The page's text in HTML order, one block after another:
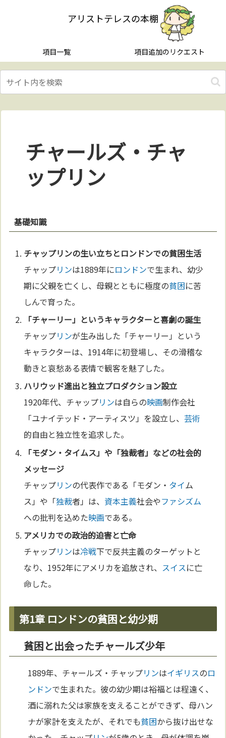
アリストテレスの本棚
項目一覧 項目追加のリクエスト
チャールズ・チャ
ップリン
基礎知識
チャップリンの生い立ちとロンドンでの貧困生活
チャップリンは1889年にロンドンで生まれ、幼少
期に父親を亡くし、母親とともに極度の貧困に苦
しんで育った。
「チャーリー」というキャラクターと喜劇の誕生
チャップリンが生み出した「チャーリー」という
キャラクターは、1914年に初登場し、その滑稽な
動きと哀愁ある表情で観客を魅了した。
ハリウッド進出と独立プロダクション設立
1920年代、チャップリンは自らの映画制作会社
「ユナイテッド・アーティスツ」を設立し、芸術
的自由と独立性を追求した。
「モダン・ タイムス」や「独裁者」などの社会的
メッセージ
チャップリンの代表作である「モダン・ タイム
ス」や「独裁者」は、 資本主義社会やファシズム
への批判を込めた映画である。
アメリカでの政治的迫害と亡命
チャップリンは冷戦下で反共主義のターゲットと
なり、1952年にアメリカを追放され、 スイスに亡
命した。
第1章 ロンドンの貧困と幼少期
貧困と出会ったチャールズ少年
1889年、チャールズ・チャップリンはイギリスのロ
ンドンで生まれた。彼の幼少期は裕福とは程遠く、
酒に溺れた父は家族を支えることができず、母ハン
ナが家計を支えたが、それでも貧困から抜け出せな